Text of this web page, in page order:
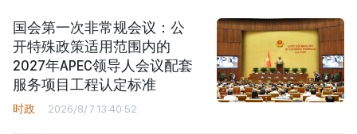
国会第一次非常规会议：公
开特殊政策适用范围内的
2027年APEC领导人会议配套
服务项目工程认定标准
时政 2026/8/7 13:40:52